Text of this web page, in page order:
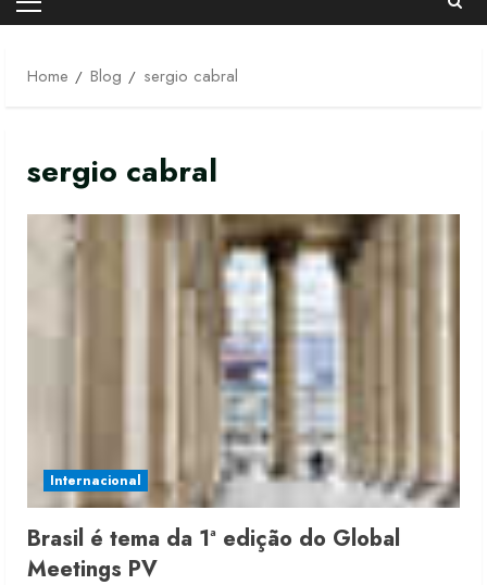
Primary
Home
Blog sergio cabral
sergio cabral
Internacional
Brasil é tema da 1ª edição do Global
Meetings PV
2
Moda vende US$63,7 bilhões em
produtos licenciados
6 de agosto de 2026
Renata Caixeta assume Movimento